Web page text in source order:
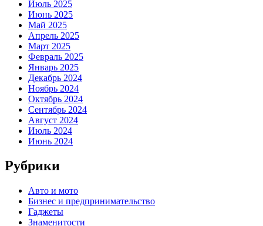
Июль 2025
Июнь 2025
Май 2025
Апрель 2025
Март 2025
Февраль 2025
Январь 2025
Декабрь 2024
Ноябрь 2024
Октябрь 2024
Сентябрь 2024
Август 2024
Июль 2024
Июнь 2024
Рубрики
Авто и мото
Бизнес и предпринимательство
Гаджеты
Знаменитости